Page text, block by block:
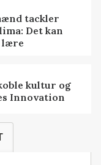
tackler
Det kan
lære
kultur og
Innovation